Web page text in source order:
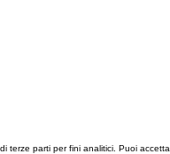
terze parti per fini analitici. Puoi